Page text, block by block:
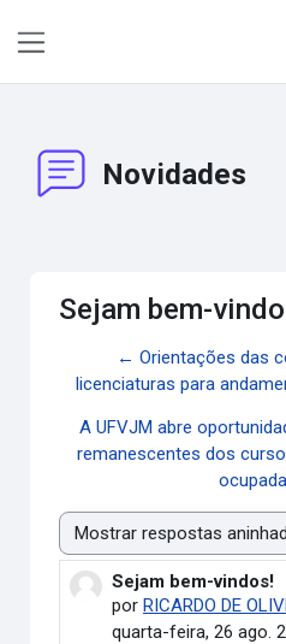
Novidades
Sejam bem-
← Orientações das
licenciaturas para
A UFVJM abre
remanescentes dos
Modo de visualização
Sejam bem-vindos!
por RICARDO DE
quarta-feira, 26 ago.
Número de respostas: